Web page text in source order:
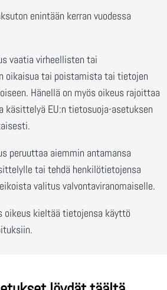
enintään kerran vuodessa
vaatia virheellisten tai
oikaisua tai poistamista tai tietojen
Hänellä on myös oikeus rajoittaa
EU:n tietosuoja-asetuksen
peruuttaa aiemmin antamansa
tai tehdä henkilötietojensa
valitus valvontaviranomaiselle.
oikeus kieltää tietojensa käyttö